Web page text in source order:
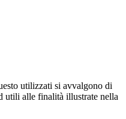
utilizzati si avvalgono di
utili alle finalità illustrate nella